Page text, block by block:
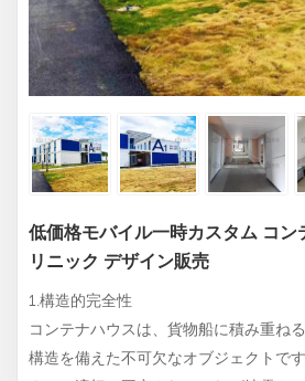
低価格モバイル一時カスタム コン
リニック デザイン販売
1.構造的完全性
コンテナハウスは、貨物船に積み重ね
構造を備えた不可欠なオブジェクトで